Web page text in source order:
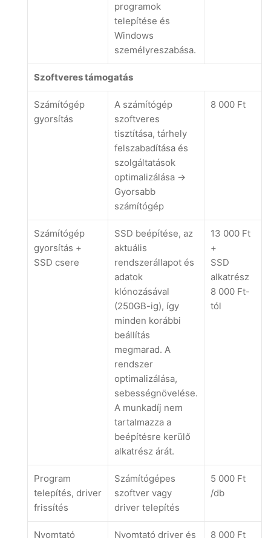
programok
telepítése és
Windows
személyreszabása.
Szoftveres támogatás
Számítógép
gyorsítás
A számítógép
szoftveres
tisztítása, tárhely
felszabadítása és
szolgáltatások
optimalizálása ->
Gyorsabb
számítógép
8 000 Ft
Számítógép
gyorsítás +
SSD csere
SSD beépítése, az
aktuális
rendszerállapot és
adatok
klónozásával
(250GB-ig), így
minden korábbi
beállítás
megmarad. A
rendszer
optimalizálása,
sebességnövelése.
A munkadíj nem
tartalmazza a
beépítésre kerülő
alkatrész árát.
13 000 Ft
+
SSD
alkatrész
8 000 Ft-
tól
Program
telepítés, driver
frissítés
Számítógépes
szoftver vagy
driver telepítés
5 000 Ft
/db
Nyomtató Nyomtató driver és 8 000 Ft